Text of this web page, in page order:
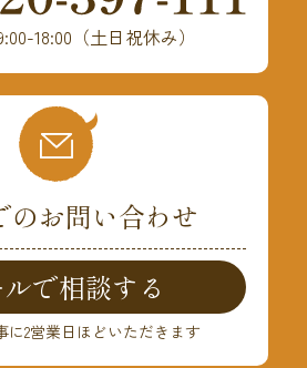
18:00（土日祝休み）
お問い合わせ
で相談する
に2営業日ほどいただきます